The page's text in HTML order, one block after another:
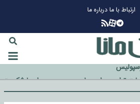
ارتباط با مادرباره ما
پرسپولیس
دور می‌زند؟
دولت ترامپ برای مهار چین، روسیه و اروپا شکست